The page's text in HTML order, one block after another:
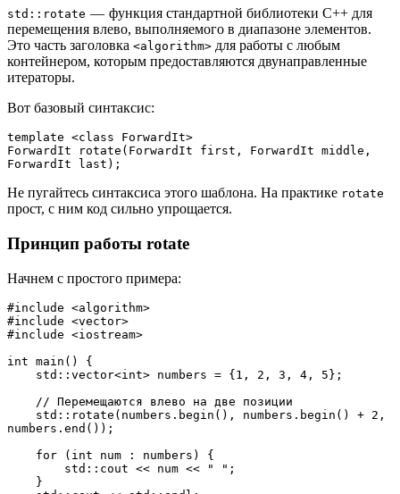
std::rotate — функция стандартной библиотеки C++ для
перемещения влево, выполняемого в диапазоне элементов.
Это часть заголовка <algorithm> для работы с любым
контейнером, которым предоставляются двунаправленные
итераторы.
Вот базовый синтаксис:
template <class ForwardIt>
ForwardIt rotate(ForwardIt first, ForwardIt middle,
ForwardIt last);
Не пугайтесь синтаксиса этого шаблона. На практике rotate
прост, с ним код сильно упрощается.
Принцип работы rotate
Начнем с простого примера:
#include <algorithm>
#include <vector>
#include <iostream>
int main() {
    std::vector<int> numbers = {1, 2, 3, 4, 5};
    // Перемещаются влево на две позиции
numbers.end());
    for (int num : numbers) {
        std::cout << num << " ";
    }